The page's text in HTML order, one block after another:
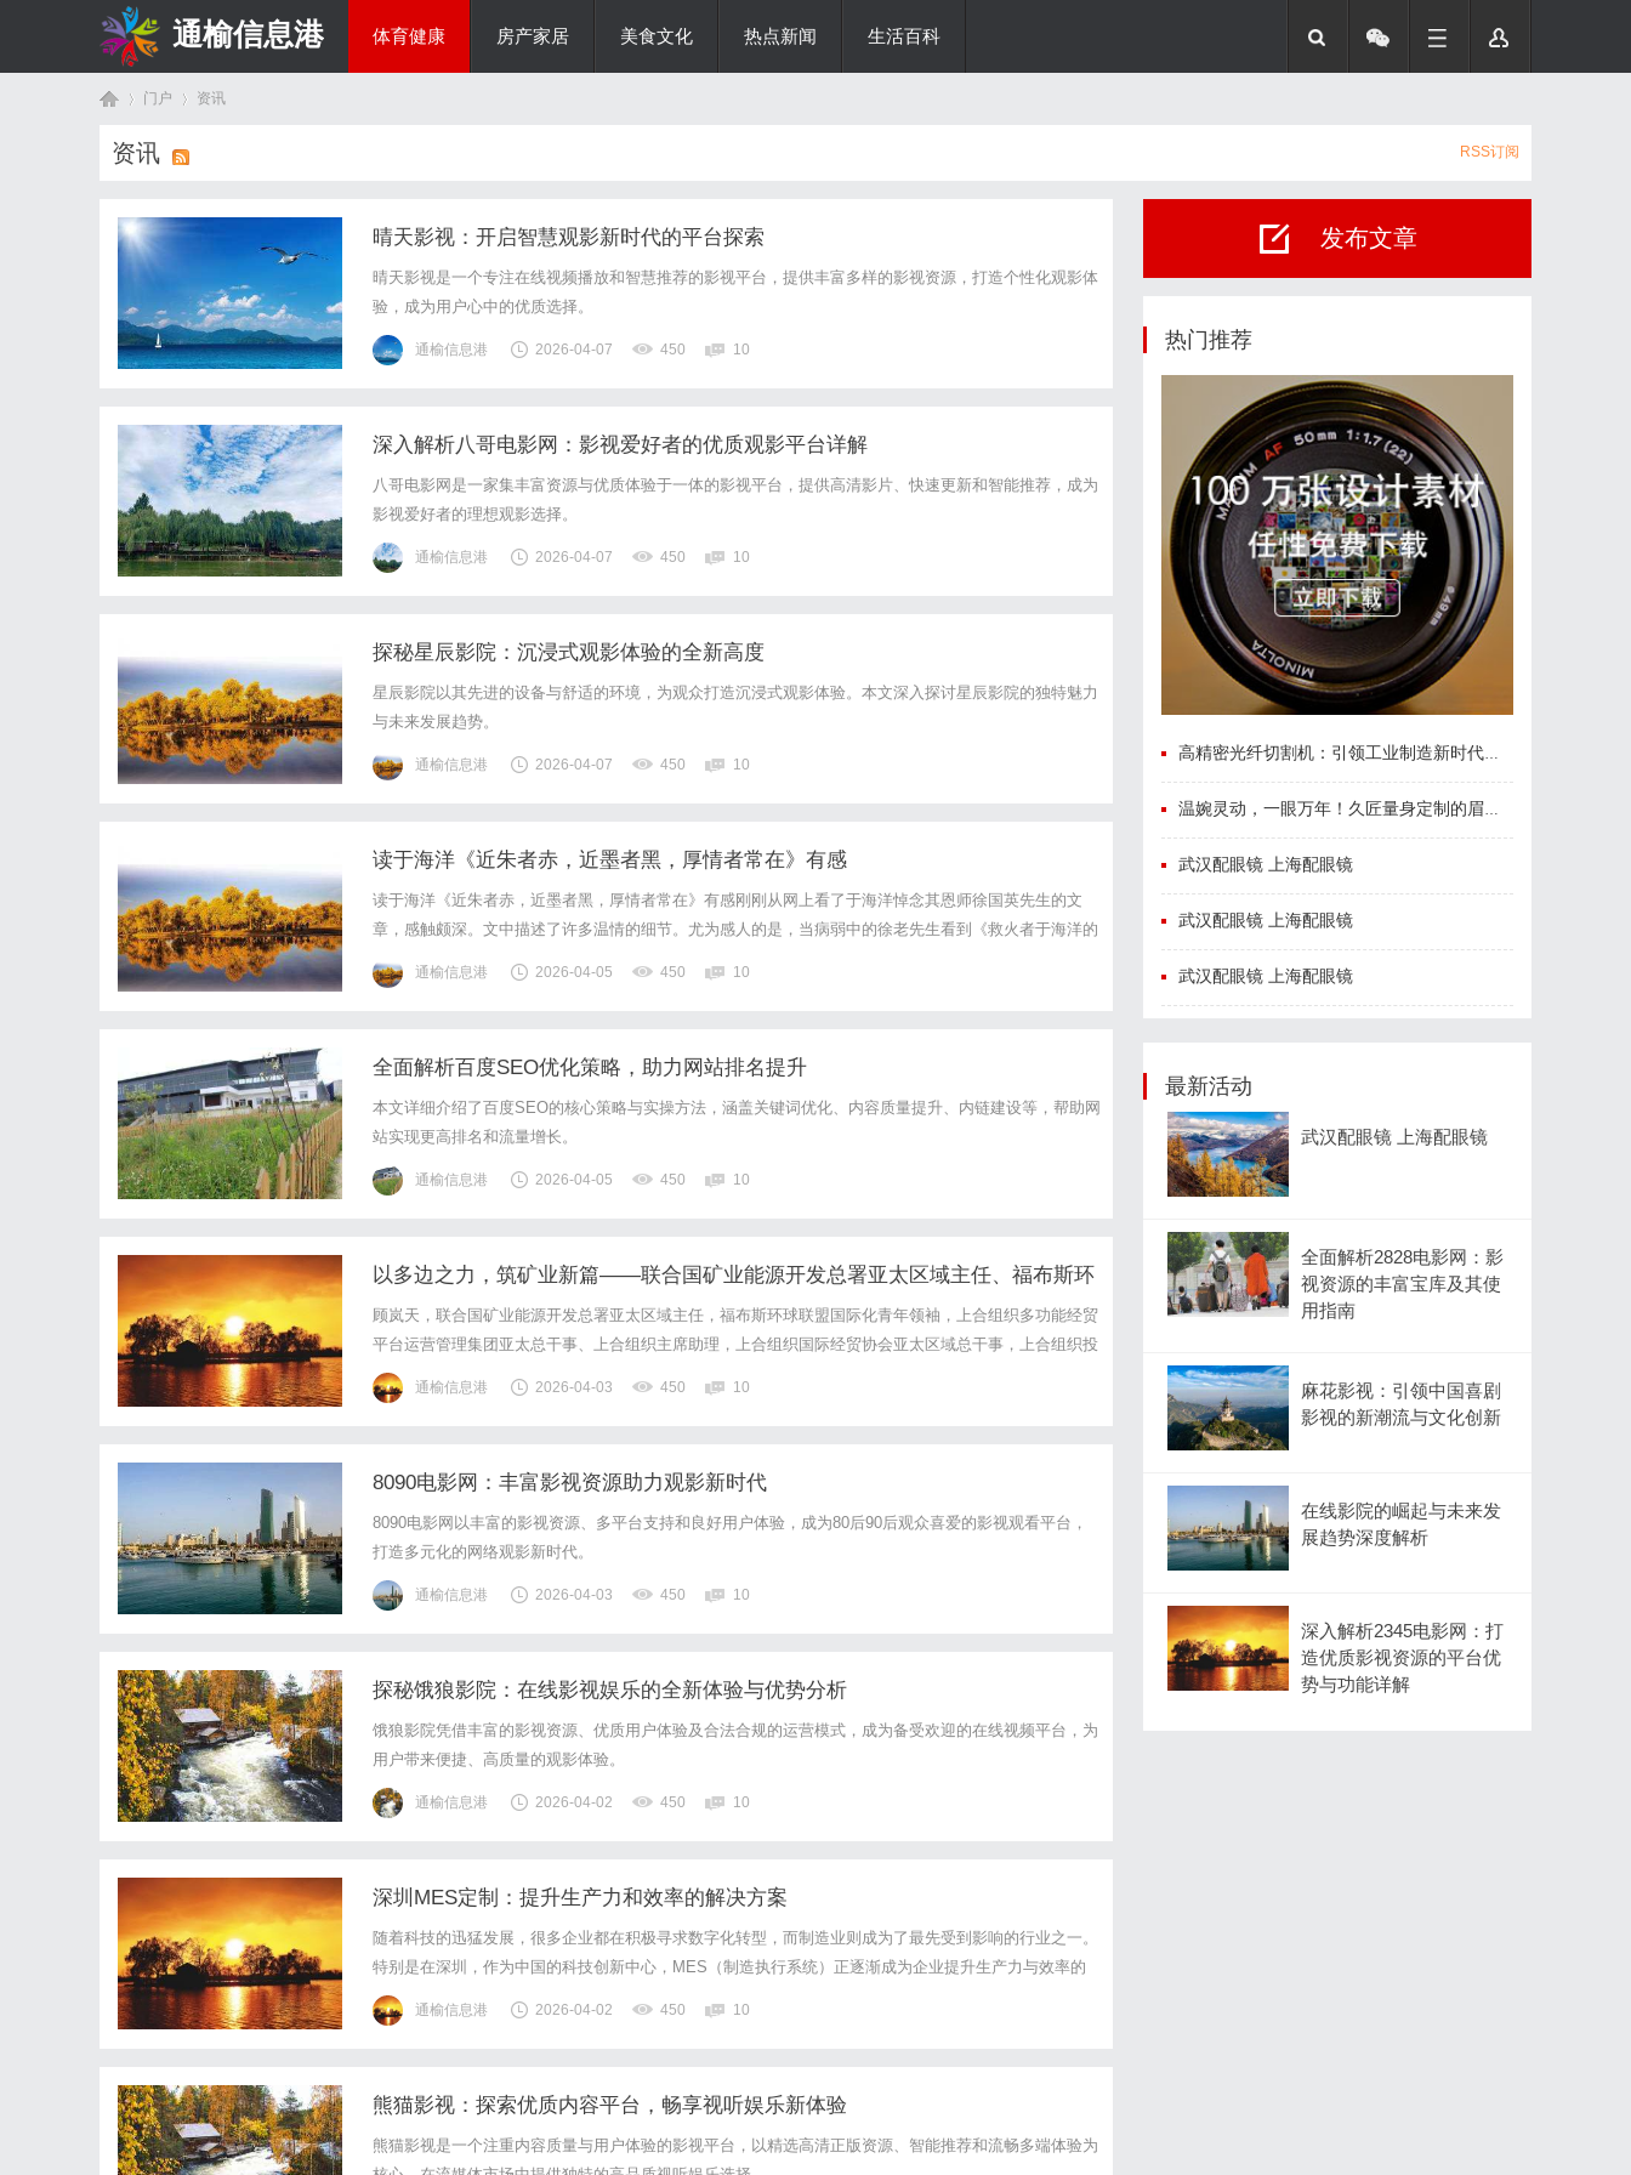
通榆信息港 体育健康 房产家居 美食文化 热点新闻 生活百科
门户 资讯
资讯 RSS订阅
晴天影视：开启智慧观影新时代的平台探索
晴天影视是一个专注在线视频播放和智慧推荐的影视平台，提供丰富多样的影视资源，打造个性化观影体
验，成为用户心中的优质选择。
通榆信息港 2026-04-07 450 10
深入解析八哥电影网：影视爱好者的优质观影平台详解
八哥电影网是一家集丰富资源与优质体验于一体的影视平台，提供高清影片、快速更新和智能推荐，成为
影视爱好者的理想观影选择。
通榆信息港 2026-04-07 450 10
探秘星辰影院：沉浸式观影体验的全新高度
星辰影院以其先进的设备与舒适的环境，为观众打造沉浸式观影体验。本文深入探讨星辰影院的独特魅力
与未来发展趋势。
通榆信息港 2026-04-07 450 10
读于海洋《近朱者赤，近墨者黑，厚情者常在》有感
读于海洋《近朱者赤，近墨者黑，厚情者常在》有感刚刚从网上看了于海洋悼念其恩师徐国英先生的文
章，感触颇深。文中描述了许多温情的细节。尤为感人的是，当病弱中的徐老先生看到《救火者于海洋的
大连。这个墨宝的价值早已超越了书法范畴，它是师生心灵相通的见证，更是精神文化传承的圣物...
通榆信息港 2026-04-05 450 10
全面解析百度SEO优化策略，助力网站排名提升
本文详细介绍了百度SEO的核心策略与实操方法，涵盖关键词优化、内容质量提升、内链建设等，帮助网
站实现更高排名和流量增长。
通榆信息港 2026-04-05 450 10
以多边之力，筑矿业新篇——联合国矿业能源开发总署亚太区域主任、福布斯环
球联盟国际化青年领袖顾岚天
顾岚天，联合国矿业能源开发总署亚太区域主任，福布斯环球联盟国际化青年领袖，上合组织多功能经贸
平台运营管理集团亚太总干事、上合组织主席助理，上合组织国际经贸协会亚太区域总干事，上合组织投
资发展银行亚太区域执行行长，上合组织国际学院亚太区执行院长，香港新兴技术促进会终身客座教授，
中小企业合作发展促进协会国际贸易专家，中委友好交流使者，多国驻华大使馆名誉领事，联合...
通榆信息港 2026-04-03 450 10
8090电影网：丰富影视资源助力观影新时代
8090电影网以丰富的影视资源、多平台支持和良好用户体验，成为80后90后观众喜爱的影视观看平台，
打造多元化的网络观影新时代。
通榆信息港 2026-04-03 450 10
探秘饿狼影院：在线影视娱乐的全新体验与优势分析
饿狼影院凭借丰富的影视资源、优质用户体验及合法合规的运营模式，成为备受欢迎的在线视频平台，为
用户带来便捷、高质量的观影体验。
通榆信息港 2026-04-02 450 10
深圳MES定制：提升生产力和效率的解决方案
随着科技的迅猛发展，很多企业都在积极寻求数字化转型，而制造业则成为了最先受到影响的行业之一。
特别是在深圳，作为中国的科技创新中心，MES（制造执行系统）正逐渐成为企业提升生产力与效率的
重要工具。那么，深圳MES定制到底是什么？它又如何帮助企业在竞争激烈的市场中脱颖而出呢？
1.MES的定义与重要性MES，全称制造执行系统，是一种集成的信息化系统，用于监控和管理...
通榆信息港 2026-04-02 450 10
熊猫影视：探索优质内容平台，畅享视听娱乐新体验
熊猫影视是一个注重内容质量与用户体验的影视平台，以精选高清正版资源、智能推荐和流畅多端体验为
发布文章
热门推荐
高精密光纤切割机：引领工业制造新时代的利器
温婉灵动，一眼万年！久匠量身定制的眉眼唇，才是你整张脸的点睛之笔！淡颜系女生的气质加分项
武汉配眼镜 上海配眼镜
武汉配眼镜 上海配眼镜
武汉配眼镜 上海配眼镜
最新活动
武汉配眼镜 上海配眼镜
全面解析2828电影网：影
视资源的丰富宝库及其使
用指南
麻花影视：引领中国喜剧
影视的新潮流与文化创新
在线影院的崛起与未来发
展趋势深度解析
深入解析2345电影网：打
造优质影视资源的平台优
势与功能详解